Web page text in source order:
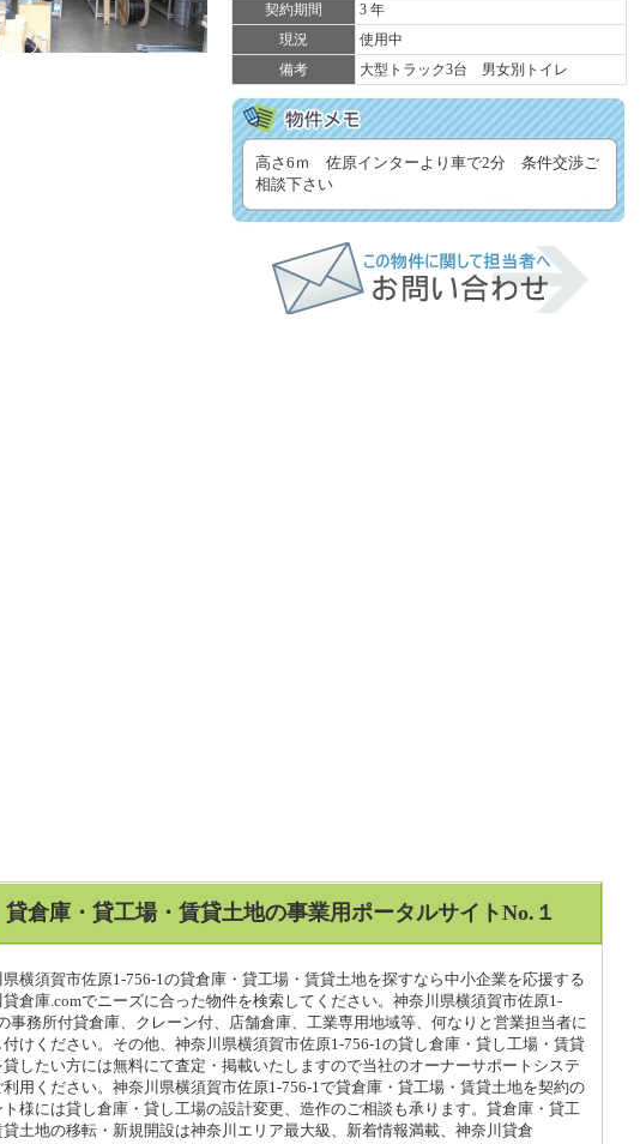
契約期間
3 年
現況
使用中
備考
大型トラック3台 男女別トイレ
高さ6ｍ 佐原インターより車で2分 条件交渉ご
相談下さい
貸倉庫・貸工場・賃貸土地の事業用ポータルサイトNo.１
県横須賀市佐原1-756-1の貸倉庫・貸工場・賃貸土地を探すなら中小企業を応援する
貸倉庫.comでニーズに合った物件を検索してください。神奈川県横須賀市佐原1-
事務所付貸倉庫、クレーン付、店舗倉庫、工業専用地域等、何なりと営業担当者に
付けください。その他、神奈川県横須賀市佐原1-756-1の貸し倉庫・貸し工場・賃貸
貸したい方には無料にて査定・掲載いたしますので当社のオーナーサポートシステ
利用ください。神奈川県横須賀市佐原1-756-1で貸倉庫・貸工場・賃貸土地を契約の
ト様には貸し倉庫・貸し工場の設計変更、造作のご相談も承ります。貸倉庫・貸工
貸土地の移転・新規開設は神奈川エリア最大級、新着情報満載、神奈川貸倉